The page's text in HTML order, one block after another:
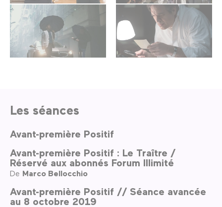
Les séances
Avant-première Positif
Avant-première Positif : Le Traître /
Réservé aux abonnés Forum Illimité
De Marco Bellocchio
Avant-première Positif // Séance avancée
au 8 octobre 2019